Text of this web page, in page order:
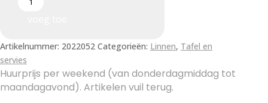
Artikelnummer: 2022052 Categorieën: Linnen, Tafel en
servies
Huurprijs per weekend (van donderdagmiddag tot
maandagavond). Artikelen vuil terug.